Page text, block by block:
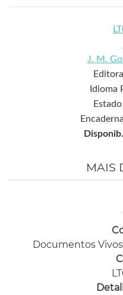
J. M.
Idioma
MAIS
Documentos